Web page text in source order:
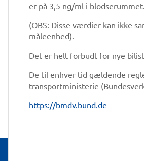
er på 3,5 ng/ml i
(OBS: Disse værdier kan ikke
måleenhed).
Det er helt forbudt for nye
De til enhver tid gældende
transportministerie
https://bmdv.bund.de